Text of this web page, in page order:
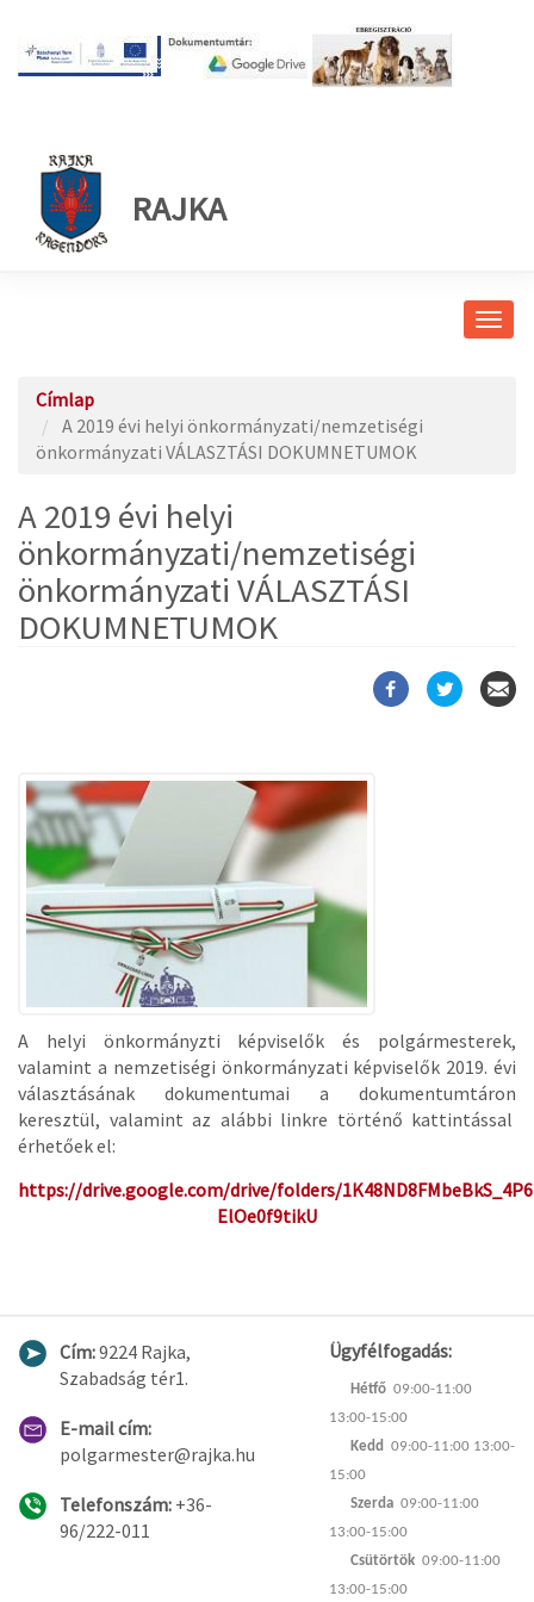
RAJKA
Címlap
A 2019 évi helyi önkormányzati/nemzetiségi
önkormányzati VÁLASZTÁSI DOKUMNETUMOK
A 2019 évi helyi
önkormányzati/nemzetiségi
önkormányzati VÁLASZTÁSI
DOKUMNETUMOK
A helyi önkormányzti képviselők és polgármesterek,
valamint a nemzetiségi önkormányzati képviselők 2019. évi
választásának dokumentumai a dokumentumtáron
keresztül, valamint az alábbi linkre történő kattintással
érhetőek el:
https://drive.google.com/drive/folders/
ElOe0f9tikU
Cím:9224 Rajka,
Szabadság tér1.
E-mail cím:
polgarmester@rajka.hu
Telefonszám: +36-
96/222-011
Ügyfélfogadás:
Hétfő 09:00-11:00
13:00-15:00
Kedd
09:00-11:00 13:00-
15:00
Szerda 09:00-11:00
13:00-15:00
Csütörtök 09:00-11:00
13:00-15:00